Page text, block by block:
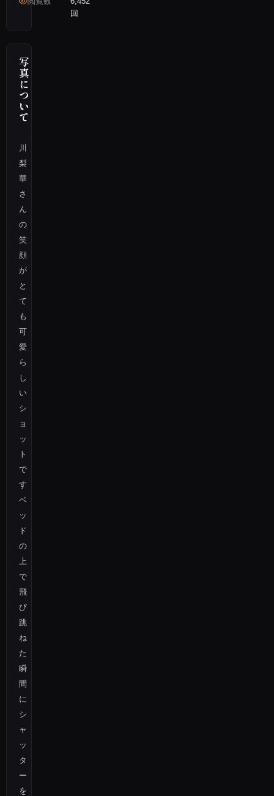
回
写
真
に
つ
い
て
川
梨
華
さ
ん
の
笑
顔
が
と
て
も
可
愛
ら
し
い
シ
ョ
ッ
ト
で
す
ベ
ッ
ド
の
上
で
飛
び
跳
ね
た
瞬
間
に
シ
ャ
ッ
タ
ー
を